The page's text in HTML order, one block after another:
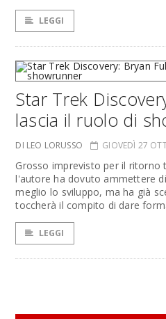
LEGGI
Star Trek
lascia il ruolo di
DI LEO LORUSSO GIOVEDÌ 27
Grosso imprevisto per il ritorno
l'autore ha dovuto ammettere
meglio lo sviluppo, ma ha già
toccherà il compito di dare
LEGGI